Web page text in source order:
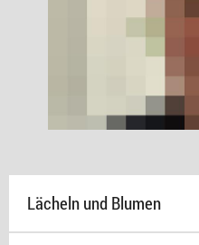
Lächeln und Blumen